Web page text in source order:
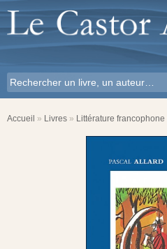
Accueil » Livres » Littérature francophone